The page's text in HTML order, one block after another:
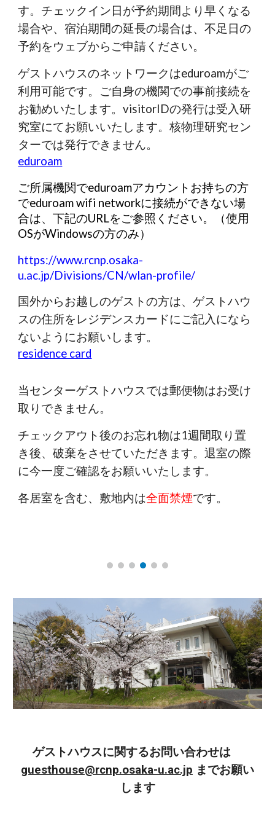
す。チェックイン日が予約期間より早くなる
場合や、宿泊期間の延長の場合は、不足日の
予約をウェブからご申請ください。
ゲストハウスのネットワークはeduroamがご
利用可能です。ご自身の機関での事前接続を
お勧めいたします。visitorIDの発行は受入研
究室にてお願いいたします。核物理研究セン
ターでは発行できません。
eduroam
ご所属機関でeduroamアカウントお持ちの方
でeduroam wifi networkに接続ができない場
合は、下記のURLをご参照ください。（使用
OSがWindowsの方のみ）
https://www.rcnp.osaka-
u.ac.jp/Divisions/CN/wlan-profile/
国外からお越しのゲストの方は、ゲストハウ
スの住所をレジデンスカードにご記入になら
ないようにお願いします。
residence card
当センターゲストハウスでは郵便物はお受け
取りできません。
チェックアウト後のお忘れ物は1週間取り置
き後、破棄をさせていただきます。退室の際
に今一度ご確認をお願いいたします。
各居室を含む、敷地内は全面禁煙です。
ゲストハウスに関するお問い合わせは
guesthouse@rcnp.osaka-u.ac.jp までお願い
します